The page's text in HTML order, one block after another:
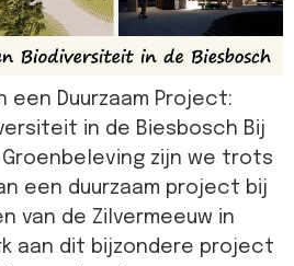
een Duurzaam Project:
in de Biesbosch Bij
Groenbeleving zijn we trots
een duurzaam project bij
van de Zilvermeeuw in
aan dit bijzondere project